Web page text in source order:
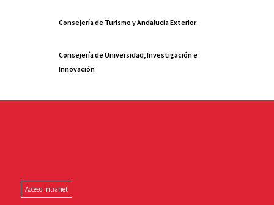
Consejería de Turismo y Andalucía Exterior
Consejería de Universidad, Investigación e
Innovación
Acceso intranet